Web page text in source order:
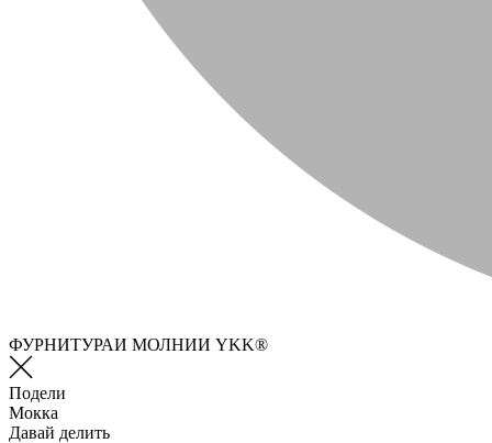
ФУРНИТУРАИ МОЛНИИ YKK®
Подели
Мокка
Давай делить